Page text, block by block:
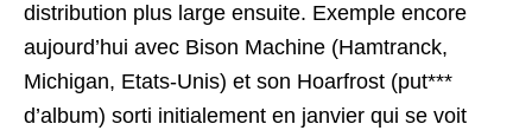
distribution plus large ensuite. Exemple encore
aujourd’hui avec Bison Machine (Hamtranck,
Michigan, Etats-Unis) et son Hoarfrost (put***
d’album) sorti initialement en janvier qui se voit